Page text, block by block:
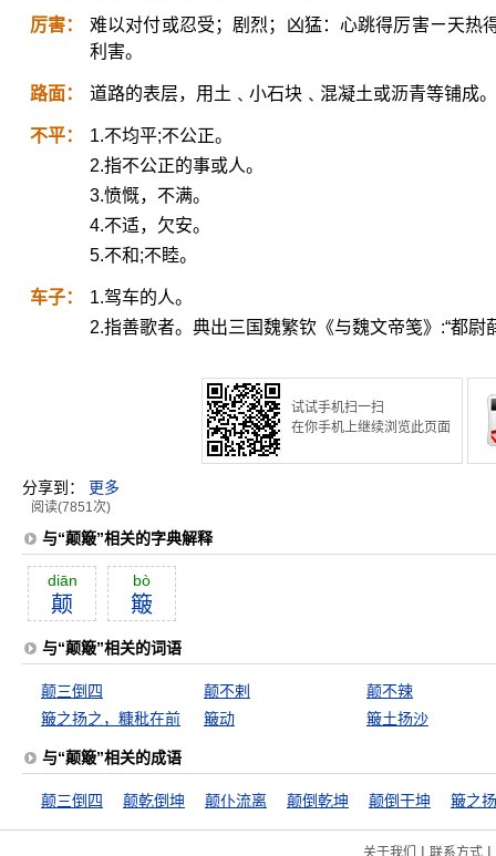
厉害：
难以对付或忍受；剧烈；凶猛：心跳得厉害ㄧ天热
利害。
路面： 道路的表层，用土﹑小石块﹑混凝土或沥青等铺成。
不平：
1.不均平;不公正。
2.指不公正的事或人。
3.愤慨，不满。
4.不适，欠安。
5.不和;不睦。
车子：
1.驾车的人。
2.指善歌者。典出三国魏繁钦《与魏文帝笺》:“都
试试手机扫一扫
在你手机上继续浏览此页面
分享到： 更多
阅读(7851次)
与“颠簸”相关的字典解释
diān
颠
bò
簸
与“颠簸”相关的词语
颠三倒四 颠不剌
颠不辣
簸之扬之，糠秕在前
簸动 簸土扬沙
与“颠簸”相关的成语
颠三倒四 颠乾倒坤 颠仆流离 颠倒乾坤 颠倒干坤
关于我们 | 联系方式|